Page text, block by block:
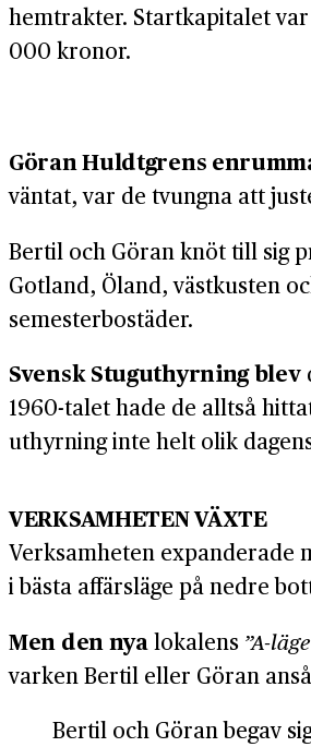
hemtrakter. Start­kapitalet
000 kronor.
Göran Huldtgrens
väntat, var de tvungna att
Bertil och Göran knöt till sig
Gotland, Öland, väst­kusten
semester­bostäder.
Svensk Stuguthyrning blev
1960-talet hade de alltså
uthyrning inte helt olik
VERKSAMHETEN VÄXTE
Verksamheten expanderade
i bästa affärs­läge på nedre
Men den nyalokalens ”A-
varken Bertil eller Göran
Bertil och Göran begav